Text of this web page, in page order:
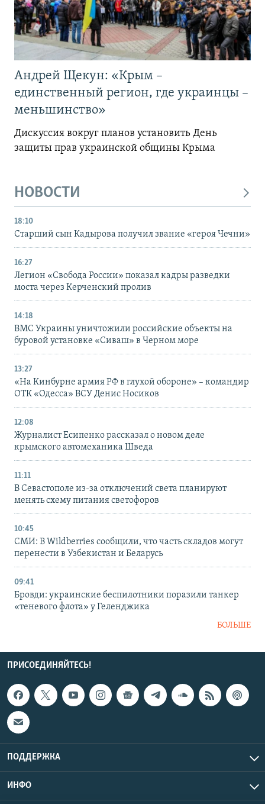
Андрей Щекун: «Крым –
единственный регион, где украинцы –
меньшинство»
Дискуссия вокруг планов установить День
защиты прав украинской общины Крыма
НОВОСТИ
18:10
Старший сын Кадырова получил звание «героя Чечни»
16:27
Легион «Свобода России» показал кадры разведки
моста через Керченский пролив
14:18
ВМС Украины уничтожили российские объекты на
буровой установке «Сиваш» в Черном море
13:27
«На Кинбурне армия РФ в глухой обороне» – командир
ОТК «Одесса» ВСУ Денис Носиков
12:08
Журналист Есипенко рассказал о новом деле
крымского автомеханика Шведа
11:11
В Севастополе из-за отключений света планируют
менять схему питания светофоров
10:45
СМИ: В Wildberries сообщили, что часть складов могут
перенести в Узбекистан и Беларусь
09:41
Бровди: украинские беспилотники поразили танкер
«теневого флота» у Геленджика
БОЛЬШЕ
ПРИСОЕДИНЯЙТЕСЬ!
ПОДДЕРЖКА
ИНФО